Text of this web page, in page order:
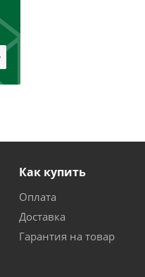
Как купить
Оплата
Доставка
Гарантия на товар